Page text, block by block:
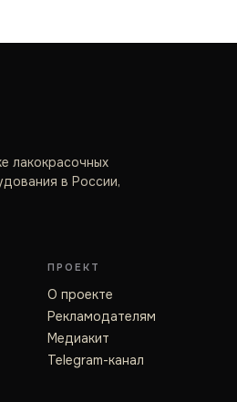
лакокрасочных
в России,
ПРОЕКТ
О проекте
Рекламодателям
Медиакит
Telegram-канал